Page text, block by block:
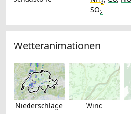
3
SO2
Wetteranimationen
Niederschläge Wind